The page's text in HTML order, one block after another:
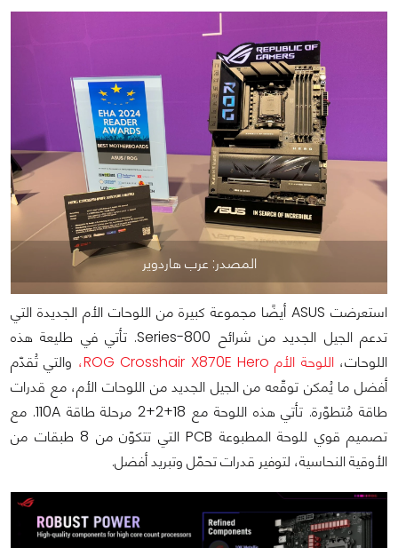
المصدر: عرب هاردوير
استعرضت ASUS أيضًا مجموعة كبيرة من اللوحات الأم الجديدة التي
تدعم الجيل الجديد من شرائح 800-Series. تأتي في طليعة هذه
اللوحات،اللوحة الأم ROG Crosshair X870E Hero،
والتي تُقدّم
أفضل ما يُمكن توقّعه من الجيل الجديد من اللوحات الأم، مع قدرات
طاقة مُتطوّرة. تأتي هذه اللوحة مع 18+2+2 مرحلة طاقة 110A. مع
تصميم قوي للوحة المطبوعة PCB التي تتكوّن من 8 طبقات من
الأوقية النحاسية، لتوفير قدرات تحمّل وتبريد أفضل.